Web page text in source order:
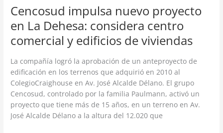
Cencosud impulsa nuevo proyecto
en La Dehesa: considera centro
comercial y edificios de viviendas
La compañía logró la aprobación de un anteproyecto de
edificación en los terrenos que adquirió en 2010 al
ColegioCraighouse en Av. José Alcalde Délano. El grupo
Cencosud, controlado por la familia Paulmann, activó un
proyecto que tiene más de 15 años, en un terreno en Av.
José Alcalde Délano a la altura del 12.020 que
viviendas